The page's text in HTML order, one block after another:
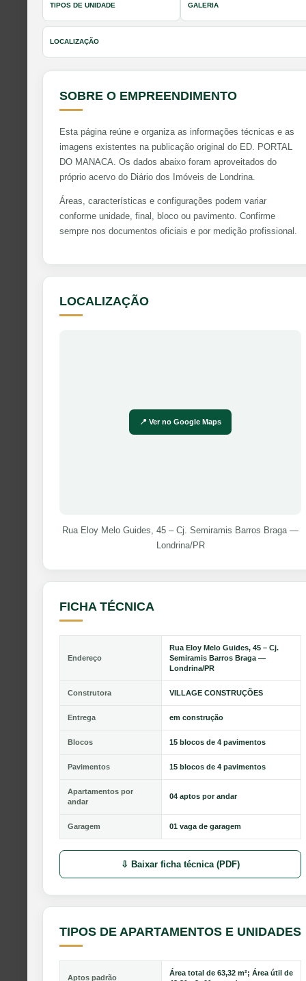
TIPOS DE UNIDADE GALERIA
LOCALIZAÇÃO
SOBRE O EMPREENDIMENTO
Esta página reúne e organiza as informações técnicas e as
imagens existentes na publicação original do ED. PORTAL
DO MANACA. Os dados abaixo foram aproveitados do
próprio acervo do Diário dos Imóveis de Londrina.
Áreas, características e configurações podem variar
conforme unidade, final, bloco ou pavimento. Confirme
sempre nos documentos oficiais e por medição profissional.
LOCALIZAÇÃO
📍 Ver no Google Maps
Rua Eloy Melo Guides, 45 – Cj. Semiramis Barros Braga —
Londrina/PR
FICHA TÉCNICA
Endereço
Rua Eloy Melo Guides, 45 – Cj.
Semiramis Barros Braga —
Londrina/PR
Construtora VILLAGE CONSTRUÇÕES
Entrega em construção
Blocos 15 blocos de 4 pavimentos
Pavimentos 15 blocos de 4 pavimentos
Apartamentos por
andar
04 aptos por andar
Garagem 01 vaga de garagem
⇩ Baixar ficha técnica (PDF)
TIPOS DE APARTAMENTOS E UNIDADES
Aptos padrão
Área total de 63,32 m²; Área útil de